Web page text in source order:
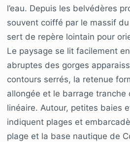
l’eau. Depuis les belvédères
souvent coiffé par le massif du
sert de repère lointain pour
Le paysage se lit facilement
abruptes des gorges
contours serrés, la retenue
allongée et le barrage tranche
linéaire. Autour, petites baies
indiquent plages et
plage et la base nautique de